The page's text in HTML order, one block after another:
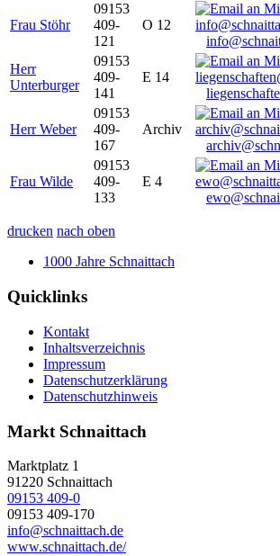
Frau Stöhr
09153
409-
121
O 12
Herr
Unterburger
09153
409-
141
E 14
Herr Weber
09153
409-
167
Archiv
Frau Wilde
09153
409-
133
E 4
drucken nach oben
1000 Jahre Schnaittach
Quicklinks
Kontakt
Inhaltsverzeichnis
Impressum
Datenschutzerklärung
Datenschutzhinweis
Markt Schnaittach
Marktplatz 1
91220 Schnaittach
09153 409-0
09153 409-170
info@schnaittach.de
www.schnaittach.de/